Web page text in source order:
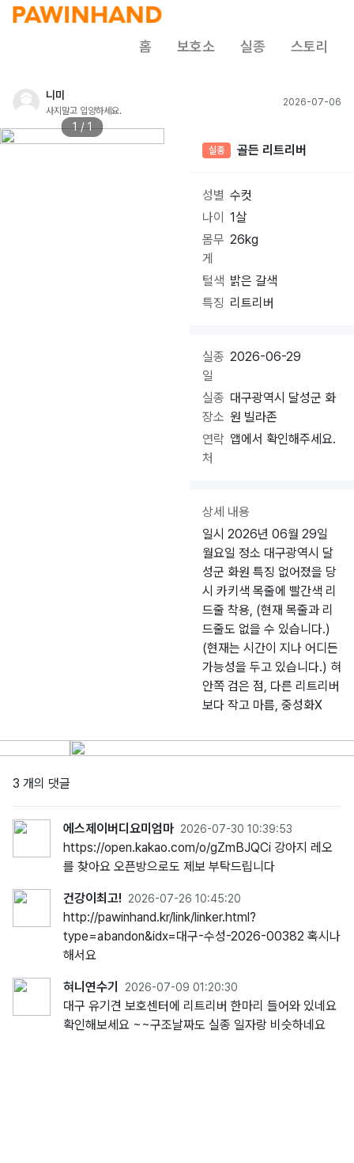
홈 보호소 실종 스토리
니미
사지말고 입양하세요.
2026-07-06
1 / 1
실종 골든 리트리버
성별 수컷
나이
1살
몸무
게
26kg
털색 밝은 갈색
특징 리트리버
실종
일
2026-06-29
실종
장소
대구광역시 달성군 화
원 빌라존
연락
처
앱에서 확인해주세요.
상세 내용
일시 2026년 06월 29일
월요일 정소 대구광역시 달
성군 화원 특징 없어졌을 당
시 카키색 목줄에 빨간색 리
드줄 착용, (현재 목줄과 리
드줄도 없을 수 있습니다.)
(현재는 시간이 지나 어디든
가능성을 두고 있습니다.) 혀
안쪽 검은 점, 다른 리트리버
보다 작고 마름, 중성화X
3 개의 댓글
에스제이버디요미엄마 2026-07-30 10:39:53
https://open.kakao.com/o/gZmBJQCi 강아지 레오
를 찾아요 오픈방으로도 제보 부탁드립니다
건강이최고! 2026-07-26 10:45:20
http://pawinhand.kr/link/linker.html?
type=abandon&idx=대구-수성-2026-00382 혹시나
해서요
혀니연수기 2026-07-09 01:20:30
대구 유기견 보호센터에 리트리버 한마리 들어와 있네요
확인해보세요 ~~구조날짜도 실종 일자랑 비슷하네요